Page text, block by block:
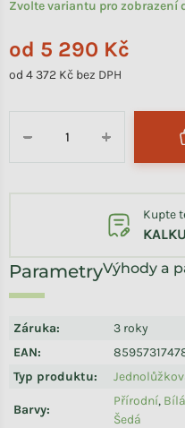
od 5 290 Kč
od 4 372 Kč bez DPH
Zvolte variantu pro zobrazení
+
−
Výhody a
Záruka:
3 roky
EAN:
Typ produktu:
Barvy:
Přírodní, Bílá
Šedá
Kupte